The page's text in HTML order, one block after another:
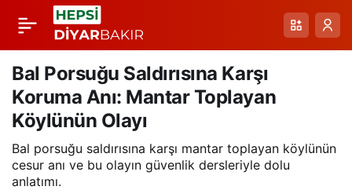
Bal Porsuğu Saldırısına Karşı
Koruma Anı: Mantar Toplayan
Köylünün Olayı
Bal porsuğu saldırısına karşı mantar toplayan köylünün
cesur anı ve bu olayın güvenlik dersleriyle dolu
anlatımı.
Elazığ Yol Kenarında
Canlı Gelincik Tarlaları
Fotoğraf Tutkunlarını
Büyüledi
Paylaş